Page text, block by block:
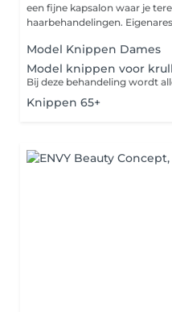
een fijne kapsalon waar je
haarbehandelingen.
Model Knippen Dames
Model knippen voor
Knippen 65+